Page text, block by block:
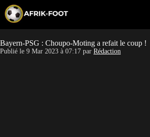
p
t
o
c
CAN féminine
Bayern-PSG : Choupo-Moting a refait le coup !
Publié le 9 Mar 2023 à 07:17 par Rédaction